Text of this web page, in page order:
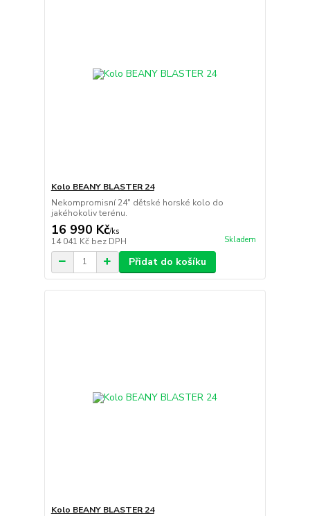
Kolo BEANY BLASTER 24
Nekompromisní 24" dětské horské kolo do
jakéhokoliv terénu.
16 990 Kč/ks
14 041 Kč bez DPH Skladem
Přidat do košíku
Kolo BEANY BLASTER 24